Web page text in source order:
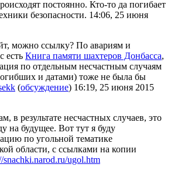
постоянно. Кто-то да погибает
безопасности. 14:06, 25 июня
можно ссылку? По авариям и
есть Книга памяти шахтеров Донбасса,
по отдельным несчастным случаям
и датами) тоже не была бы
(обсуждение) 16:19, 25 июня 2015
в результате несчастных случаев, это
на будущее. Вот тут я буду
по угольной тематике
области, с ссылками на копии
snachki.narod.ru/ugol.htm